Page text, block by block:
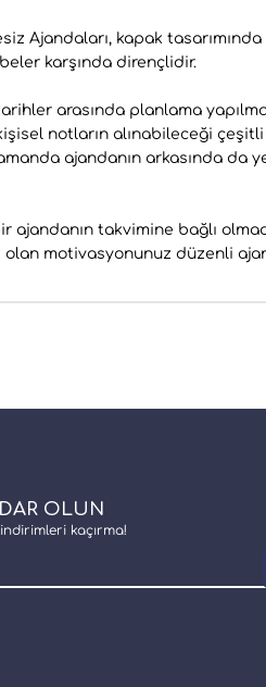
Ajandaları, kapak
karşında dirençlidir.
arasında planlama
notların alınabileceği
ajandanın arkasında
ajandanın takvimine bağlı
olan motivasyonunuz düzenli
OLUN
kaçırma!